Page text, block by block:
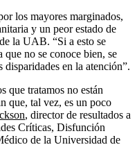
los mayores marginados,
y un peor estado de
la UAB. “Si a esto se
no se conoce bien, se
disparidades en la atención”.
que tratamos no están
que, tal vez, es un poco
, director de resultados a
Críticas, Disfunción
de la Universidad de